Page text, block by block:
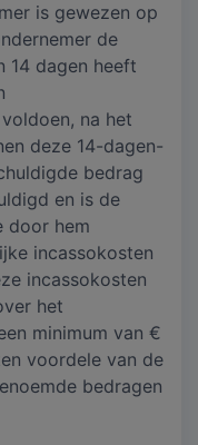
is gewezen op
de
14 dagen heeft
na het
deze 14-dagen-
bedrag
en is de
door hem
incassokosten
incassokosten
het
minimum van €
voordele van de
bedragen